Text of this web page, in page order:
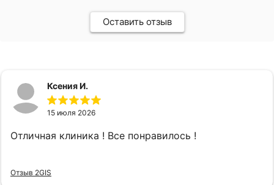
Оставить отзыв
Ксения И.
15 июля 2026
Отличная клиника ! Все понравилось !
Отзыв 2GIS